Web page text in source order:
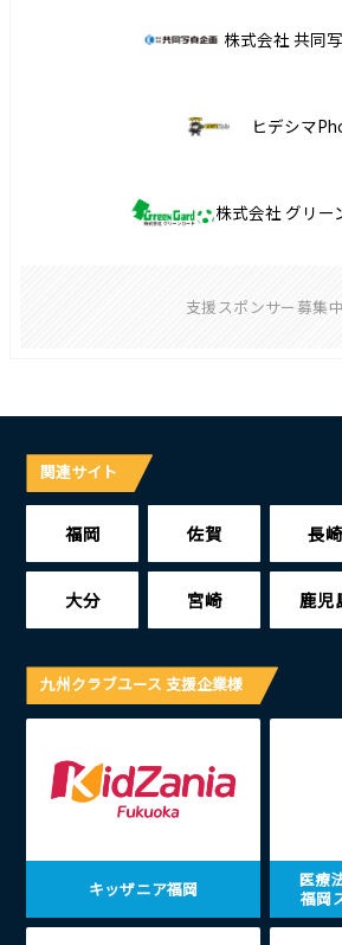
株式会社 共同
ヒデシマ
株式会社 グリー
支援スポンサー募集中
関連サイト
福岡 佐賀 長崎
大分 宮崎 鹿児
九州クラブユース 支援企業様
キッザニア福岡
医療
福岡